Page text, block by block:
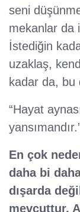
seni
mekanlar da
İstediğin
uzaklaş,
kadar da, bu
“Hayat
En çok
daha bi
dışarda
mevcuttur.